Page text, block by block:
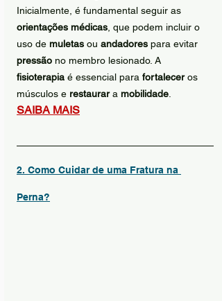
Inicialmente, é fundamental seguir as
orientações médicas , que podem incluir o
uso de muletas ou andadores para evitar
pressão no membro lesionado. A
fisioterapia é essencial para fortalecer os
músculos e restaurar a mobilidade
SAIBA MAIS
2. Como Cuidar de uma Fratura na
Perna?